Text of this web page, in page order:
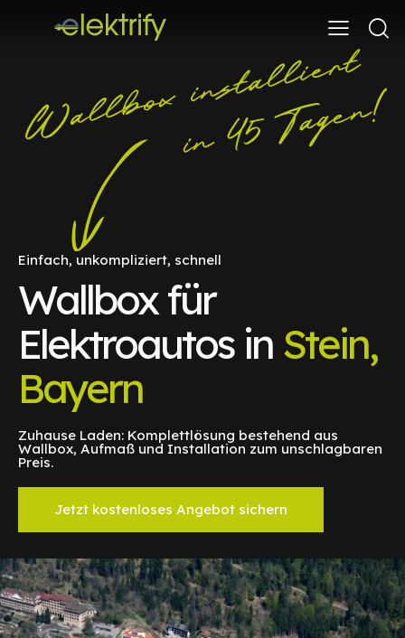
Einfach, unkompliziert, schnell
Wallbox für
Elektroautos in Stein,
Bayern
Zuhause Laden: Komplettlösung bestehend aus
Wallbox, Aufmaß und Installation zum unschlagbaren
Preis.
Jetzt kostenloses Angebot sichern